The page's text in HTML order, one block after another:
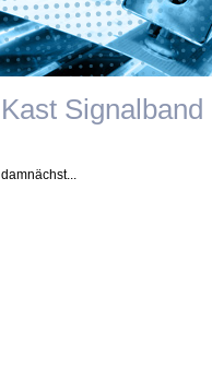
Kast Signalband
damnächst...